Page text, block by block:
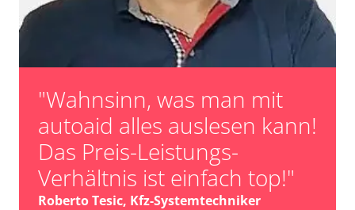
"Wahnsinn, was man mit
autoaid alles auslesen kann!
Das Preis-Leistungs-
Verhältnis ist einfach top!"
Roberto Tesic, Kfz-Systemtechniker